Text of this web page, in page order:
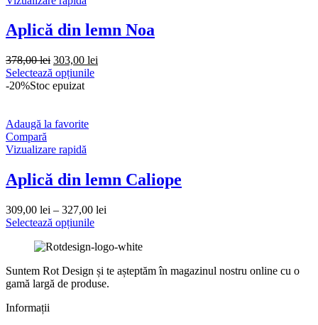
Aplică din lemn Noa
378,00lei Prețul
inițial
a
303,00 lei
Selectează opțiunile
-20%Stoc epuizat
Adaugă la favorite
Compară
Vizualizare rapidă
Aplică din lemn Caliope
309,00 lei – 327,00 lei
Selectează opțiunile
Suntem Rot Design și te așteptăm în magazinul nostru online cu o
gamă largă de produse.
Informații